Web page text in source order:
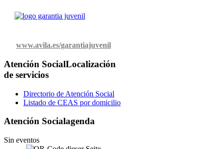
www.avila.es/garantiajuvenil
Atención SocialLocalización
de servicios
Directorio de Atención Social
Listado de CEAS por domicilio
Atención Socialagenda
Sin eventos